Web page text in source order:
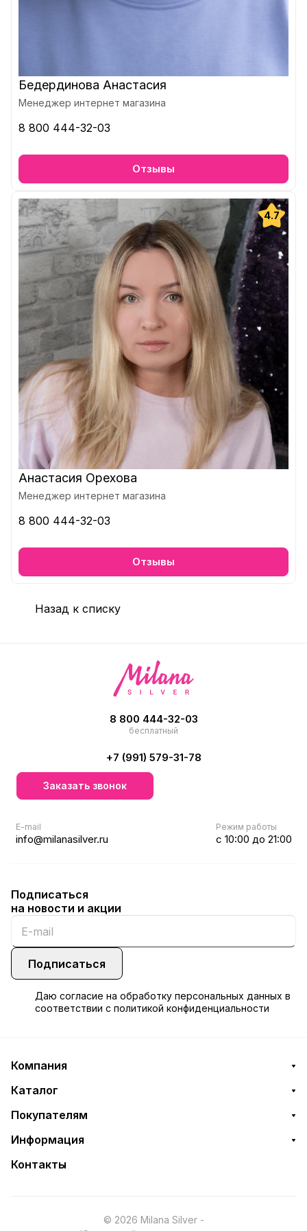
Бедердинова Анастасия
Менеджер интернет магазина
8 800 444-32-03
Отзывы
4.7
Анастасия Орехова
Менеджер интернет магазина
8 800 444-32-03
Отзывы
Назад к списку
8 800 444-32-03
бесплатный
+7 (991) 579-31-78
Заказать звонок
E-mail
info@milanasilver.ru
Режим работы
с 10:00 до 21:00
Подписаться
на новости и акции
Подписаться
Даю согласие на обработку персональных данных в
соответствии с политикой конфиденциальности
Компания
Каталог
Покупателям
Информация
Контакты
© 2026 Milana Silver -